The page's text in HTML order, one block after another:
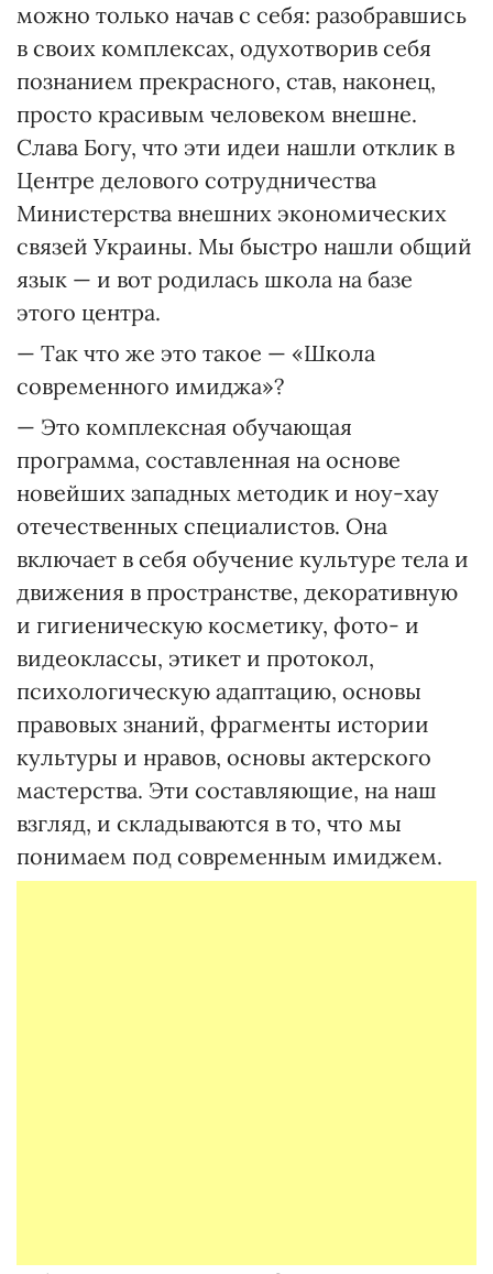
можно только начав с себя: разобравшись
в своих комплексах, одухотворив себя
познанием прекрасного, став, наконец,
просто красивым человеком внешне.
Слава Богу, что эти идеи нашли отклик в
Центре делового сотрудничества
Министерства внешних экономических
связей Украины. Мы быстро нашли общий
язык — и вот родилась школа на базе
этого центра.
— Так что же это такое — «Школа
современного имиджа»?
— Это комплексная обучающая
программа, составленная на основе
новейших западных методик и ноу-хау
отечественных специалистов. Она
включает в себя обучение культуре тела и
движения в пространстве, декоративную
и гигиеническую косметику, фото- и
видеоклассы, этикет и протокол,
психологическую адаптацию, основы
правовых знаний, фрагменты истории
культуры и нравов, основы актерского
мастерства. Эти составляющие, на наш
взгляд, и складываются в то, что мы
понимаем под современным имиджем.